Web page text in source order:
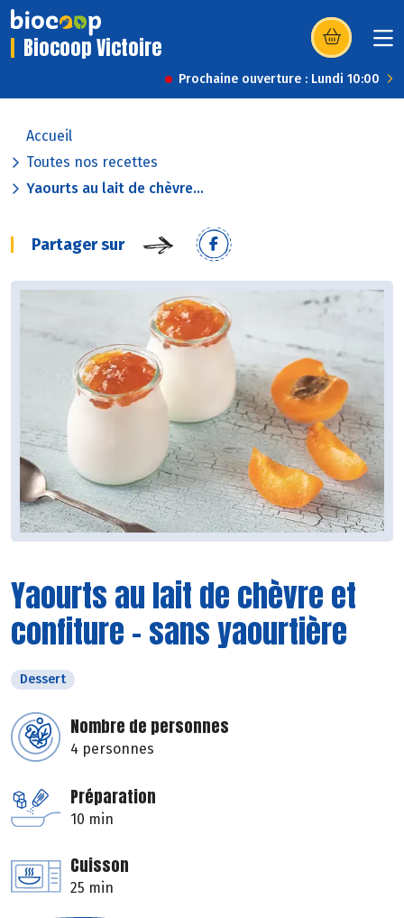
Biocoop Victoire (s’ouvre dans
Prochaine ouverture : Lundi 10:00
Accueil
Toutes nos recettes
Yaourts au lait de chèvre...
Partager sur
Yaourts au lait de chèvre et
confiture - sans yaourtière
Dessert
Nombre de personnes
4 personnes
Préparation
10 min
Cuisson
25 min